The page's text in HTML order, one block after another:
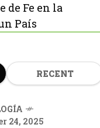
de Fe en la
País
RECENT
24, 2025